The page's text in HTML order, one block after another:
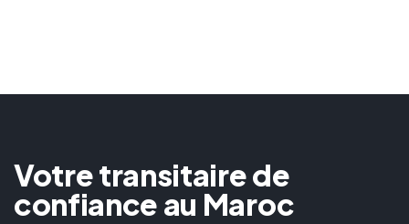
Votre transitaire de
confiance au Maroc